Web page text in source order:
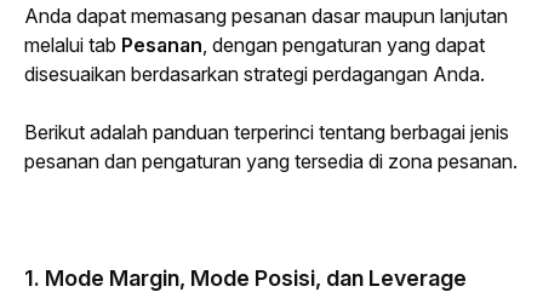
Anda dapat memasang pesanan dasar maupun lanjutan
melalui tab Pesanan , dengan pengaturan yang dapat
disesuaikan berdasarkan strategi perdagangan Anda.
Berikut adalah panduan terperinci tentang berbagai jenis
pesanan dan pengaturan yang tersedia di zona pesanan.
1. Mode Margin, Mode Posisi, dan Leverage